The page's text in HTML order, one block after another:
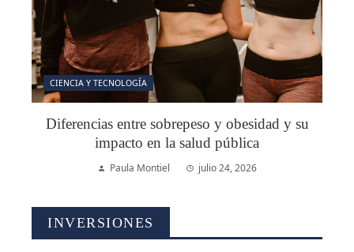
CIENCIA Y TECNOLOGÍA
Diferencias entre sobrepeso y obesidad y su
impacto en la salud pública
Paula Montiel julio 24, 2026
INVERSIONES